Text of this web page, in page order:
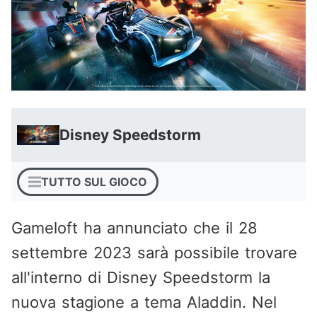
Disney Speedstorm
TUTTO SUL GIOCO
Gameloft ha annunciato che il 28
settembre 2023 sarà possibile trovare
all'interno di Disney Speedstorm la
nuova stagione a tema Aladdin. Nel